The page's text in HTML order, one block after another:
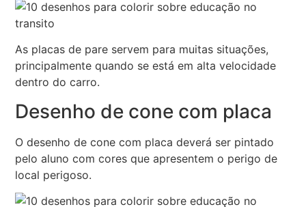
As placas de pare servem para muitas situações,
principalmente quando se está em alta velocidade
dentro do carro.
Desenho de cone com placa
O desenho de cone com placa deverá ser pintado
pelo aluno com cores que apresentem o perigo de
local perigoso.